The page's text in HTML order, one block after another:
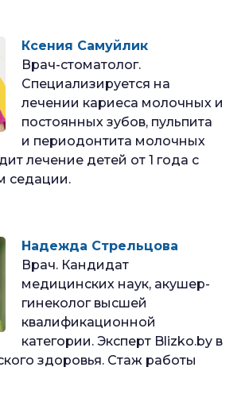
Ксения Самуйлик
Врач-стоматолог.
Специализируется на
лечении кариеса молочных и
постоянных зубов, пульпита
и периодонтита молочных
лечение детей от 1 года с
седации.
Надежда Стрельцова
Врач. Кандидат
медицинских наук, акушер-
гинеколог высшей
квалификационной
категории. Эксперт Blizko.by в
здоровья. Стаж работы